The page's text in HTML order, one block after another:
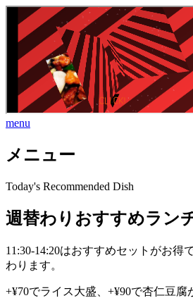
menu
メニュー
Today's Recommended Dish
週替わりおすすめラン
11:30-14:20はおすすめセットがお得
わります。
+¥70でライス大盛、+¥90で杏仁豆腐